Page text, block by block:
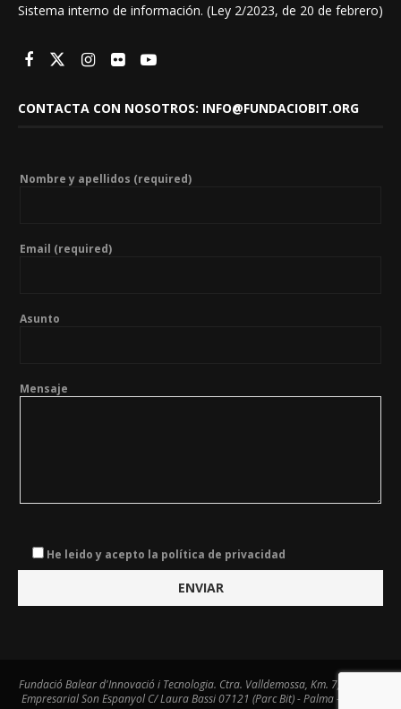
Sistema interno de información. (Ley 2/2023, de 20 de febrero)
CONTACTA CON NOSOTROS: INFO@FUNDACIOBIT.ORG
Nombre y apellidos (required)
Email (required)
Asunto
Mensaje
He leido y acepto la política de privacidad
Fundació Balear d'Innovació i Tecnologia. Ctra. Valldemossa, Km. 7,4. Centre
Empresarial Son Espanyol C/ Laura Bassi 07121 (Parc Bit) - Palma - Tel. 971